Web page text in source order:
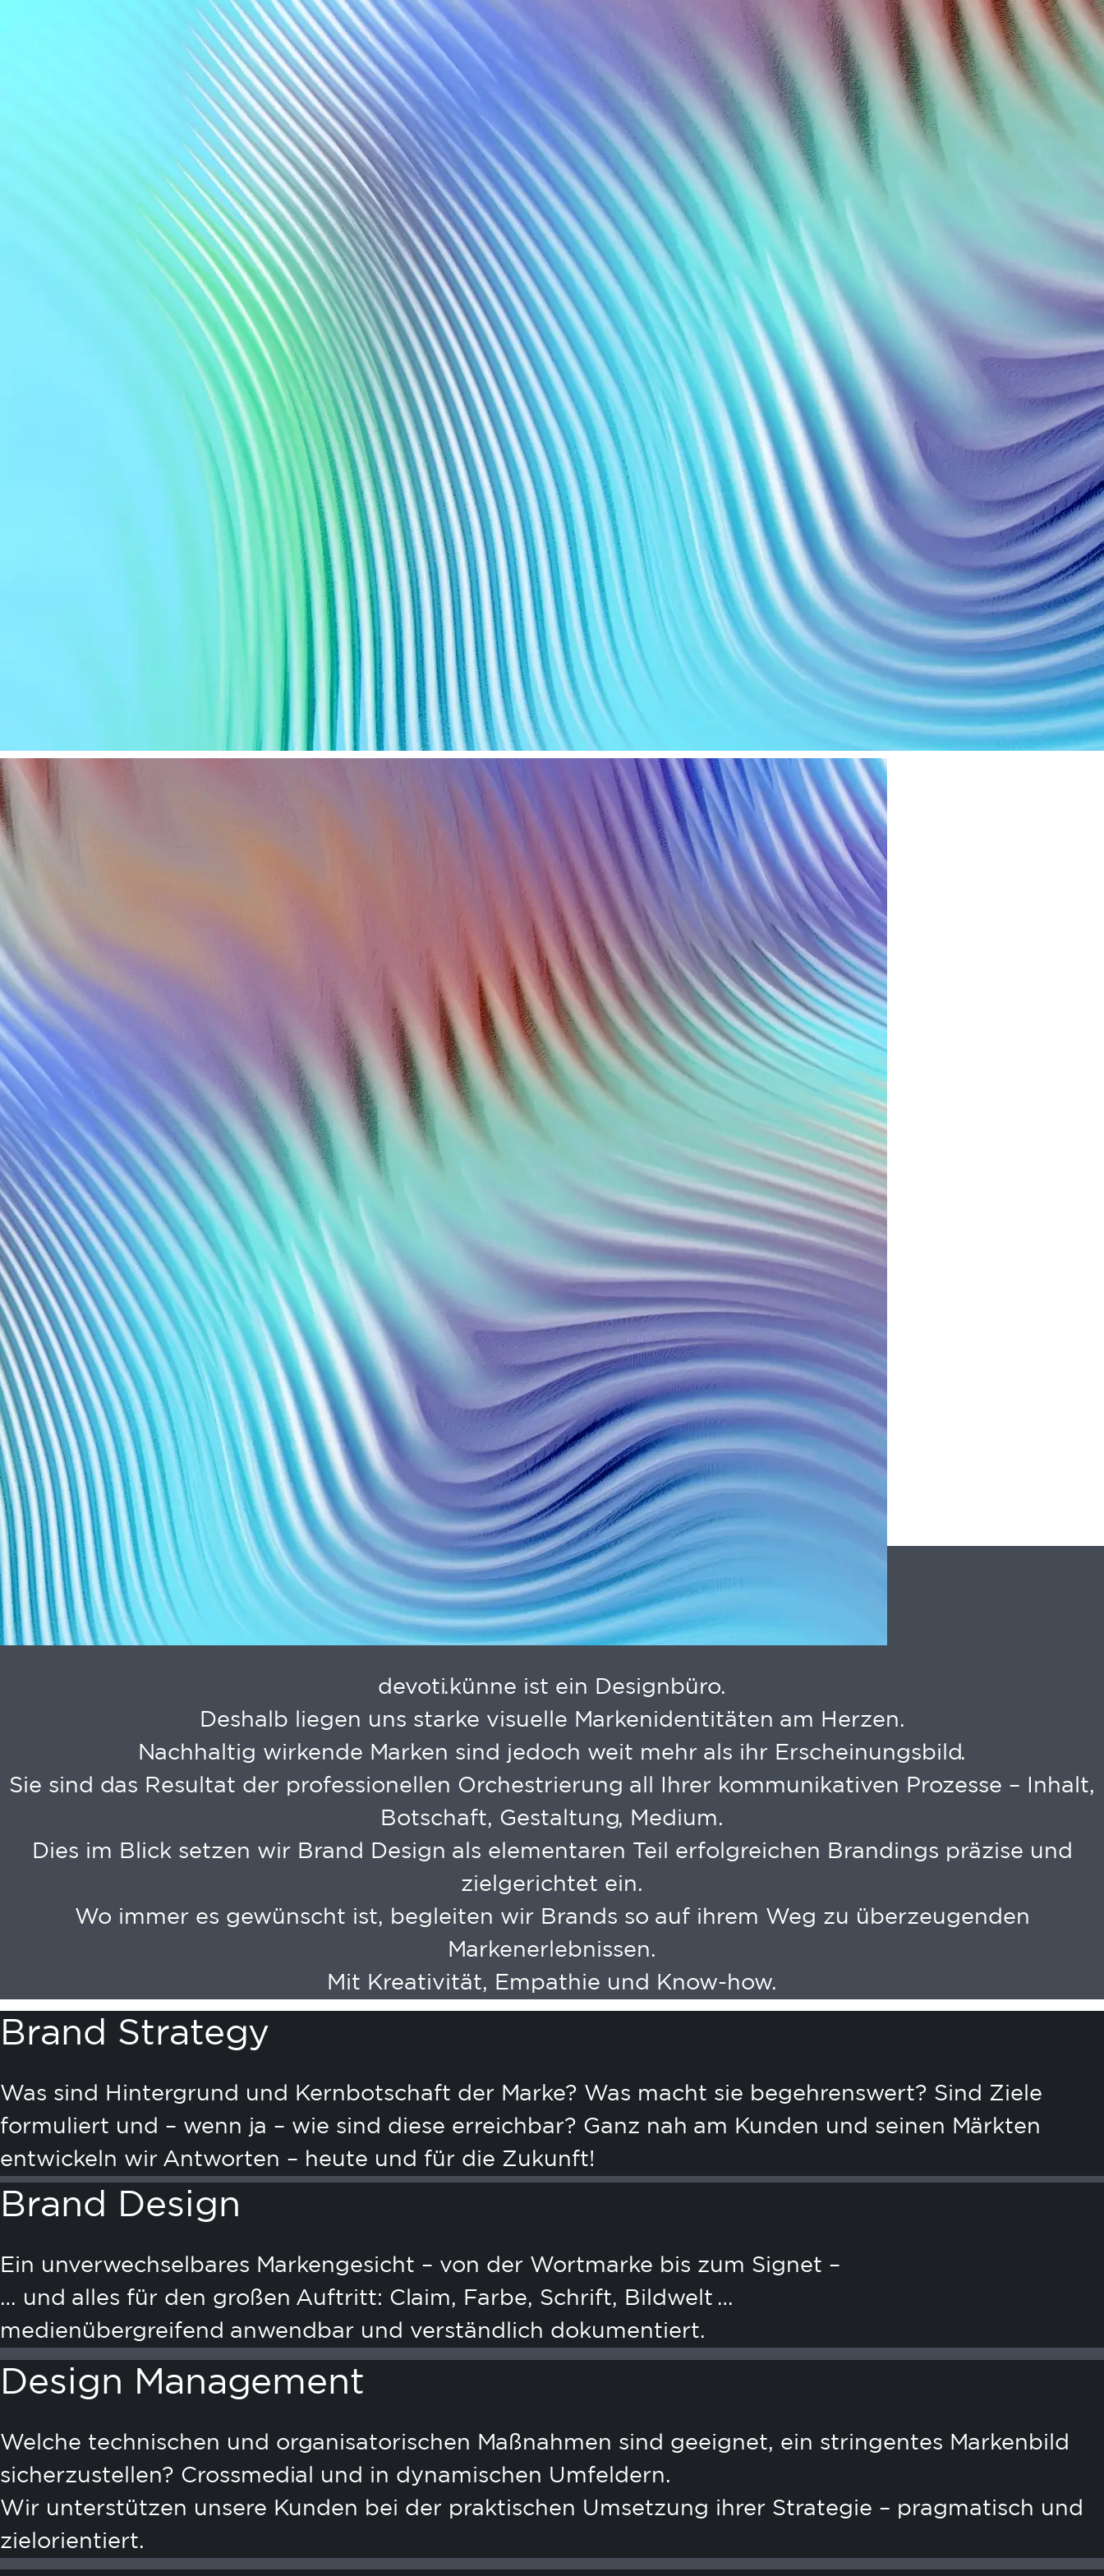
Marke.kommuniziert.Identität
Marke kommuniziert Identität
devoti.künne ist ein Designbüro.
Deshalb liegen uns starke visuelle Markenidentitäten am Herzen.
Nachhaltig wirkende Marken sind jedoch weit mehr als ihr Erscheinungsbild.
Sie sind das Resultat der professionellen Orchestrierung all Ihrer kommunikativen Prozesse – Inhalt,
Botschaft, Gestaltung, Medium.
Dies im Blick setzen wir Brand Design als elementaren Teil erfolgreichen Brandings präzise und
zielgerichtet ein.
Wo immer es gewünscht ist, begleiten wir Brands so auf ihrem Weg zu überzeugenden
Markenerlebnissen.
Mit Kreativität, Empathie und Know-how.
Brand Strategy
Was sind Hintergrund und Kernbotschaft der Marke? Was macht sie begehrenswert? Sind Ziele
formuliert und – wenn ja – wie sind diese erreichbar? Ganz nah am Kunden und seinen Märkten
entwickeln wir Antworten – heute und für die Zukunft!
Brand Design
Ein unverwechselbares Markengesicht – von der Wortmarke bis zum Signet –
… und alles für den großen Auftritt: Claim, Farbe, Schrift, Bildwelt …
medienübergreifend anwendbar und verständlich dokumentiert.
Design Management​
Welche technischen und organisatorischen Maßnahmen sind geeignet, ein stringentes Markenbild
sicherzustellen? Crossmedial und in dynamischen Umfeldern.
Wir unterstützen unsere Kunden bei der praktischen Umsetzung ihrer Strategie – pragmatisch und
zielorientiert.